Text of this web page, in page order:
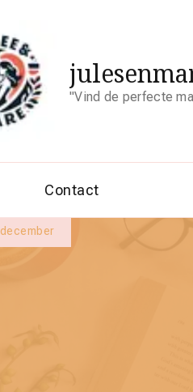
"Vind de perfecte
Contact
december